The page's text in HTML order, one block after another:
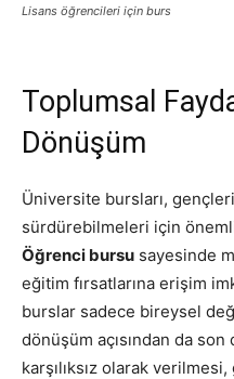
Lisans öğrencileri için burs
Toplumsal
Dönüşüm
Üniversite bursları,
sürdürebilmeleri için
Öğrenci bursu sayesinde
eğitim fırsatlarına erişim
burslar sadece bireysel
dönüşüm açısından da
karşılıksız olarak